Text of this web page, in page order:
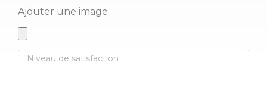
Ajouter une image